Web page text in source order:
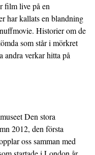
live på en
har kallats en blandning
Historier om de
som står i mörkret
andra verkar hitta på
Den stora
2012, den första
oss samman med